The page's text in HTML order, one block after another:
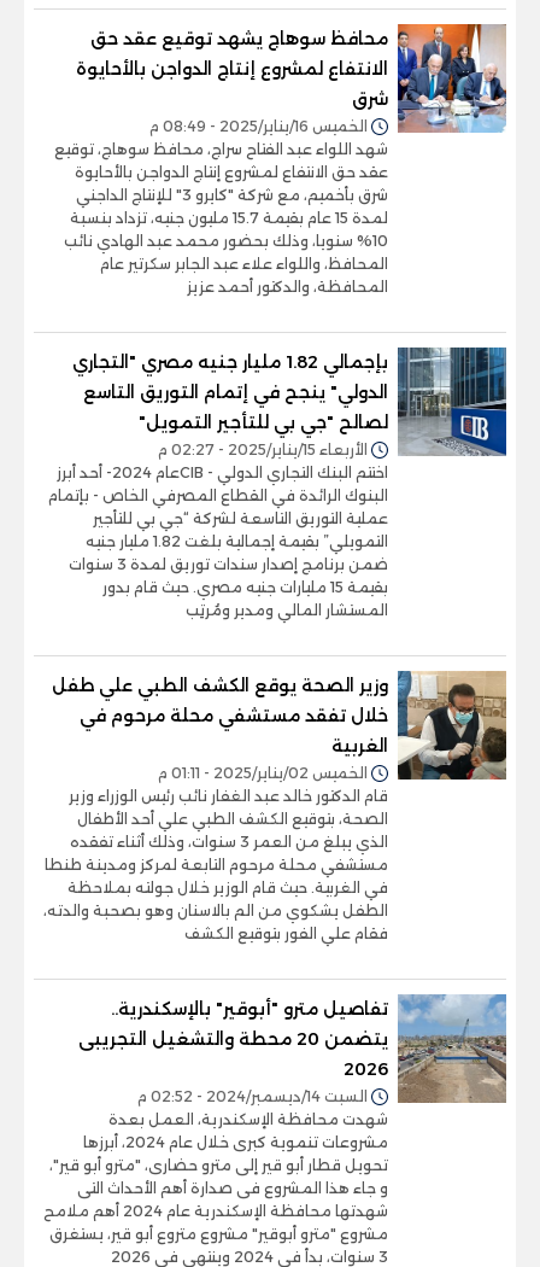
محافظ سوهاج يشهد توقيع عقد حق
الانتفاع لمشروع إنتاج الدواجن بالأحايوة
شرق
الخميس 16/يناير/2025 - 08:49 م
شهد اللواء عبد الفتاح سراج، محافظ سوهاج، توقيع
عقد حق الانتفاع لمشروع إنتاج الدواجن بالأحايوة
شرق بأخميم، مع شركة "كايرو 3" للإنتاج الداجني
لمدة 15 عام بقيمة 15.7 مليون جنيه، تزداد بنسبة
10% سنويا، وذلك بحضور محمد عبد الهادي نائب
المحافظ، واللواء علاء عبد الجابر سكرتير عام
المحافظة، والدكتور أحمد عزيز
بإجمالي 1.82 مليار جنيه مصري "التجاري
الدولي" ينجح في إتمام التوريق التاسع
لصالح "جي بي للتأجير التمويل"
الأربعاء 15/يناير/2025 - 02:27 م
اختتم البنك التجاري الدولي - CIBعام 2024- أحد أبرز
البنوك الرائدة في القطاع المصرفي الخاص - بإتمام
عملية التوريق التاسعة لشركة “جي بي للتأجير
التمويلي” بقيمة إجمالية بلغت 1.82 مليار جنيه
ضمن برنامج إصدار سندات توريق لمدة 3 سنوات
بقيمة 15 مليارات جنيه مصري. حيث قام بدور
المستشار المالي ومدير ومُرتِب
وزير الصحة يوقع الكشف الطبي علي طفل
خلال تفقد مستشفي محلة مرحوم في
الغربية
الخميس 02/يناير/2025 - 01:11 م
قام الدكتور خالد عبد الغفار نائب رئيس الوزراء وزير
الصحة، بتوقيع الكشف الطبي علي أحد الأطفال
الذي يبلغ من العمر 3 سنوات، وذلك أثناء تفقده
مستشفي محلة مرحوم التابعة لمركز ومدينة طنطا
في الغربية. حيث قام الوزير خلال جولته بملاحظة
الطفل يشكوي من الم بالاسنان وهو بصحبة والدته،
فقام علي الفور بتوقيع الكشف
تفاصيل مترو "أبوقير" بالإسكندرية..
يتضمن 20 محطة والتشغيل التجريبى
2026
السبت 14/ديسمبر/2024 - 02:52 م
شهدت محافظة الإسكندرية، العمل بعدة
مشروعات تنموية كبرى خلال عام 2024، أبرزها
تحويل قطار أبو قير إلى مترو حضارى، "مترو أبو قير"،
و جاء هذا المشروع فى صدارة أهم الأحداث التى
شهدتها محافظة الإسكندرية عام 2024 أهم ملامح
مشروع "مترو أبوقير" مشروع متروع أبو قير، يستغرق
3 سنوات، بدأ فى 2024 وينتهى فى 2026